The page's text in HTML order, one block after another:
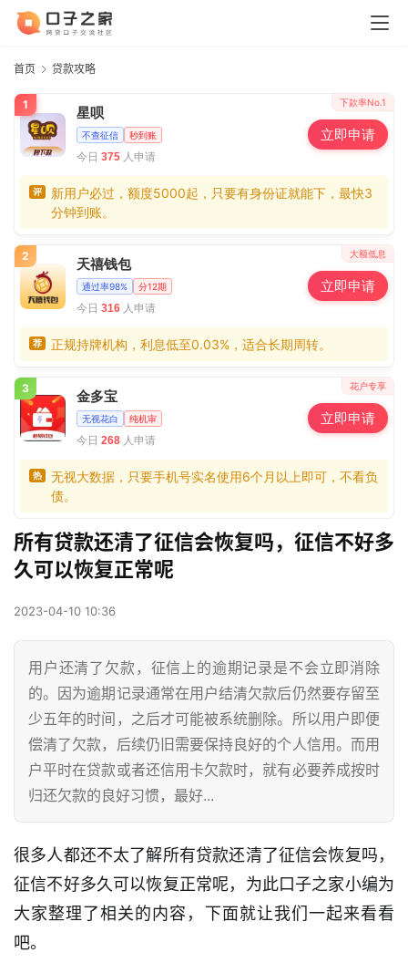
首页 贷款攻略
1 下款率No.1
星呗
不查征信 秒到账
今日 375 人申请
立即申请
评
新用户必过，额度5000起，只要有身份证就能下，最快3
分钟到账。
2 大额低息
天禧钱包
通过率98% 分12期
今日 316 人申请
立即申请
荐 正规持牌机构，利息低至0.03%，适合长期周转。
3 花户专享
金多宝
无视花白 纯机审
今日 268 人申请
立即申请
热
无视大数据，只要手机号实名使用6个月以上即可，不看负
债。
所有贷款还清了征信会恢复吗，征信不好多
久可以恢复正常呢
2023-04-10 10:36
用户还清了欠款，征信上的逾期记录是不会立即消除
的。因为逾期记录通常在用户结清欠款后仍然要存留至
少五年的时间，之后才可能被系统删除。所以用户即便
偿清了欠款，后续仍旧需要保持良好的个人信用。而用
户平时在贷款或者还信用卡欠款时，就有必要养成按时
归还欠款的良好习惯，最好...
很多人都还不太了解所有贷款还清了征信会恢复吗，
征信不好多久可以恢复正常呢，为此口子之家小编为
大家整理了相关的内容，下面就让我们一起来看看
吧。